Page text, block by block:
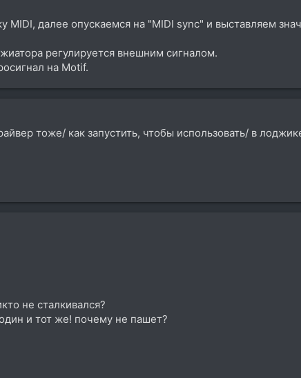
MIDI, далее опускаемся на "MIDI sync" и выставляем
регулируется внешним сигналом.
на Motif.
тоже/ как запустить, чтобы использовать/ в
не сталкивался?
и тот же! почему не пашет?